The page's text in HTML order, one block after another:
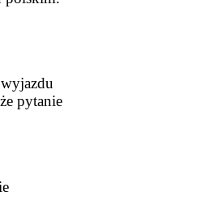
pytanie